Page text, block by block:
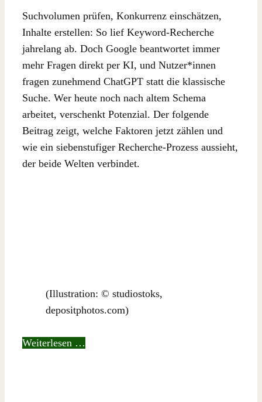
Suchvolumen prüfen, Konkurrenz einschätzen,
Inhalte erstellen: So lief Keyword-Recherche
jahrelang ab. Doch Google beantwortet immer
mehr Fragen direkt per KI, und Nutzer*innen
fragen zunehmend ChatGPT statt die klassische
Suche. Wer heute noch nach altem Schema
arbeitet, verschenkt Potenzial. Der folgende
Beitrag zeigt, welche Faktoren jetzt zählen und
wie ein siebenstufiger Recherche-Prozess aussieht,
der beide Welten verbindet.
(Illustration: © studiostoks,
depositphotos.com)
Weiterlesen …